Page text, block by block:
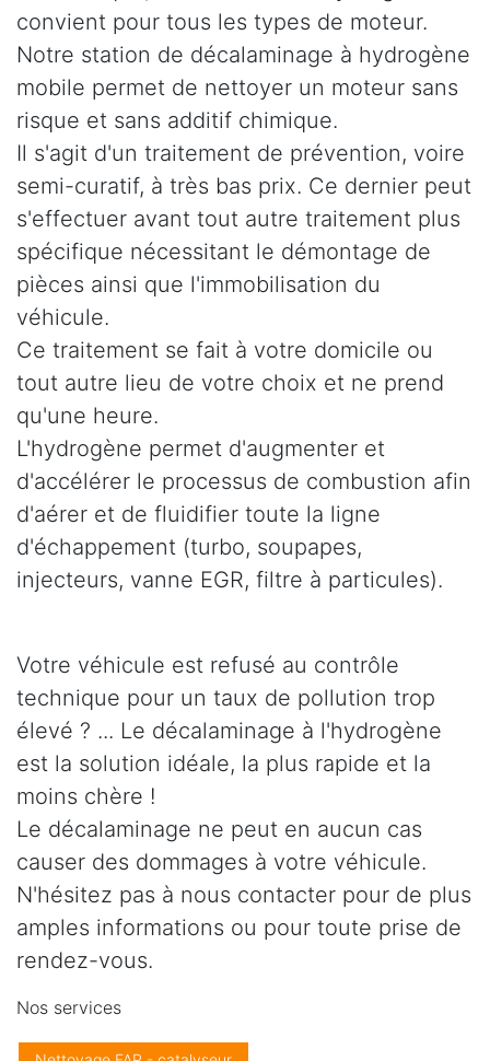
convient pour tous les types de moteur.
Notre station de décalaminage à hydrogène
mobile permet de nettoyer un moteur sans
risque et sans additif chimique.
Il s'agit d'un traitement de prévention, voire
semi-curatif, à très bas prix. Ce dernier peut
s'effectuer avant tout autre traitement plus
spécifique nécessitant le démontage de
pièces ainsi que l'immobilisation du
véhicule.
Ce traitement se fait à votre domicile ou
tout autre lieu de votre choix et ne prend
qu'une heure.
L'hydrogène permet d'augmenter et
d'accélérer le processus de combustion afin
d'aérer et de fluidifier toute la ligne
d'échappement (turbo, soupapes,
injecteurs, vanne EGR, filtre à particules).
Votre véhicule est refusé au contrôle
technique pour un taux de pollution trop
élevé ? ... Le décalaminage à l'hydrogène
est la solution idéale, la plus rapide et la
moins chère !
Le décalaminage ne peut en aucun cas
causer des dommages à votre véhicule.
N'hésitez pas à nous contacter pour de plus
amples informations ou pour toute prise de
rendez-vous.
Nos services